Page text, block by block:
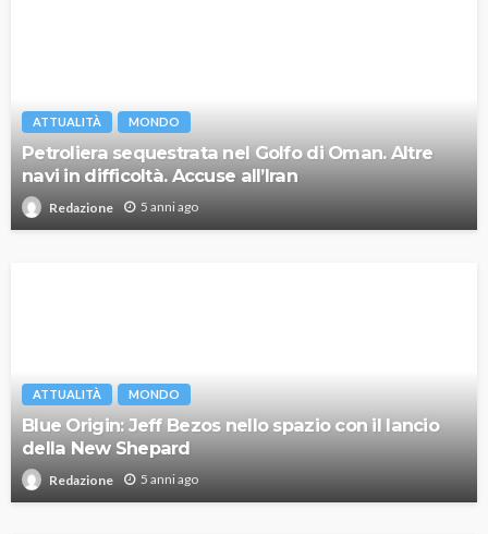
ATTUALITÀ MONDO
Petroliera sequestrata nel Golfo di Oman. Altre
navi in difficoltà. Accuse all’Iran
Redazione 5 anni ago
ATTUALITÀ MONDO
Blue Origin: Jeff Bezos nello spazio con il lancio
della New Shepard
Redazione 5 anni ago